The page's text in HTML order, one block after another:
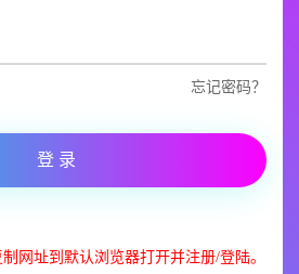
忘记密码？
登 录
网址到默认浏览器打开并注册/登陆。